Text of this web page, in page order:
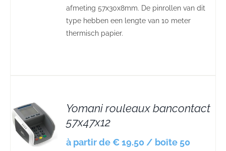
afmeting 57x30x8mm. De pinrollen van dit
type hebben een lengte van 10 meter
thermisch papier.
Yomani rouleaux bancontact
57x47x12
à partir de € 19.50 / boîte 50